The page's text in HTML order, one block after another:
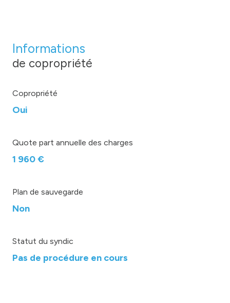
Informations
de copropriété
Copropriété
Oui
Quote part annuelle des charges
1 960 €
Plan de sauvegarde
Non
Statut du syndic
Pas de procédure en cours